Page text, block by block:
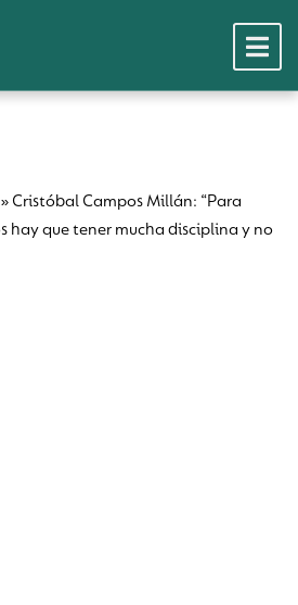
Cristóbal Campos Millán: “Para
hay que tener mucha disciplina y no